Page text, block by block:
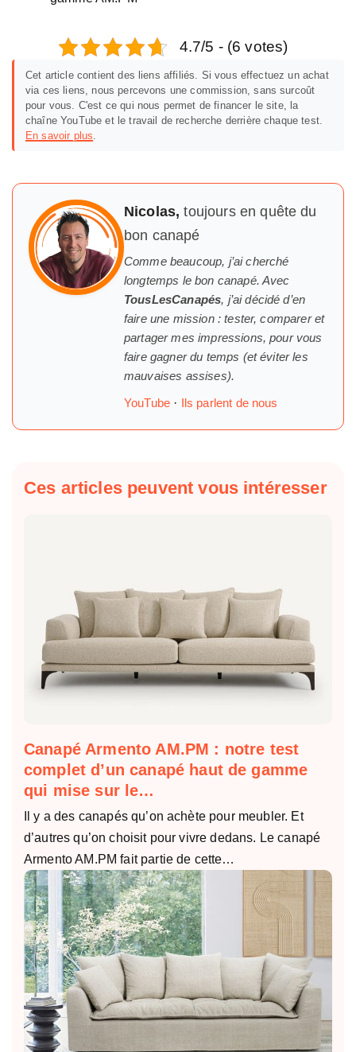
4.7/5 - (6 votes)
Cet article contient des liens affiliés. Si vous effectuez un achat
via ces liens, nous percevons une commission, sans surcoût
pour vous. C'est ce qui nous permet de financer le site, la
chaîne YouTube et le travail de recherche derrière chaque test.
En savoir plus.
Nicolas,toujours en quête du
bon canapé
Comme beaucoup, j’ai cherché
longtemps lebon canapé. Avec
TousLesCanapés, j’ai décidé d’en
faire une mission : tester, comparer et
partager mes impressions, pour vous
faire gagner du temps (et éviter les
mauvaises assises).
YouTube · Ils parlent de nous
Ces articles peuvent vous intéresser
Canapé Armento AM.PM : notre test
complet d’un canapé haut de gamme
qui mise sur le…
Il y a des canapés qu’on achète pour meubler. Et
d’autres qu’on choisit pour vivre dedans. Le canapé
Armento AM.PM fait partie de cette…